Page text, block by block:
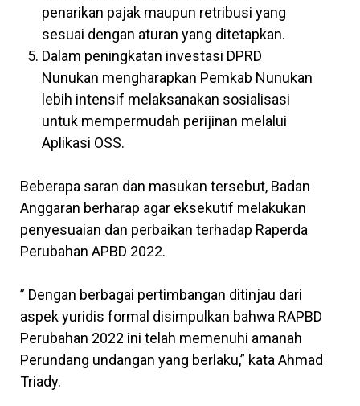
penarikan pajak maupun retribusi yang
sesuai dengan aturan yang ditetapkan.
Dalam peningkatan investasi DPRD
Nunukan mengharapkan Pemkab Nunukan
lebih intensif melaksanakan sosialisasi
untuk mempermudah perijinan melalui
Aplikasi OSS.
Beberapa saran dan masukan tersebut, Badan
Anggaran berharap agar eksekutif melakukan
penyesuaian dan perbaikan terhadap Raperda
Perubahan APBD 2022.
” Dengan berbagai pertimbangan ditinjau dari
aspek yuridis formal disimpulkan bahwa RAPBD
Perubahan 2022 ini telah memenuhi amanah
Perundang undangan yang berlaku,” kata Ahmad
Triady.